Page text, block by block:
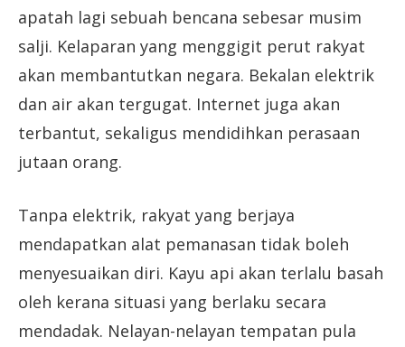
apatah lagi sebuah bencana sebesar musim
salji. Kelaparan yang menggigit perut rakyat
akan membantutkan negara. Bekalan elektrik
dan air akan tergugat. Internet juga akan
terbantut, sekaligus mendidihkan perasaan
jutaan orang.
Tanpa elektrik, rakyat yang berjaya
mendapatkan alat pemanasan tidak boleh
menyesuaikan diri. Kayu api akan terlalu basah
oleh kerana situasi yang berlaku secara
mendadak. Nelayan-nelayan tempatan pula